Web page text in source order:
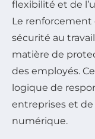
flexibilité et de
Le renforcement
sécurité au
matière de
des employés.
logique de
entreprises et
numérique.